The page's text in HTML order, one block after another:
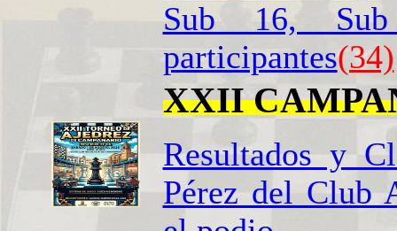
Sub 16,
participantes(34)
XXII
Resultados y
Pérez del Club